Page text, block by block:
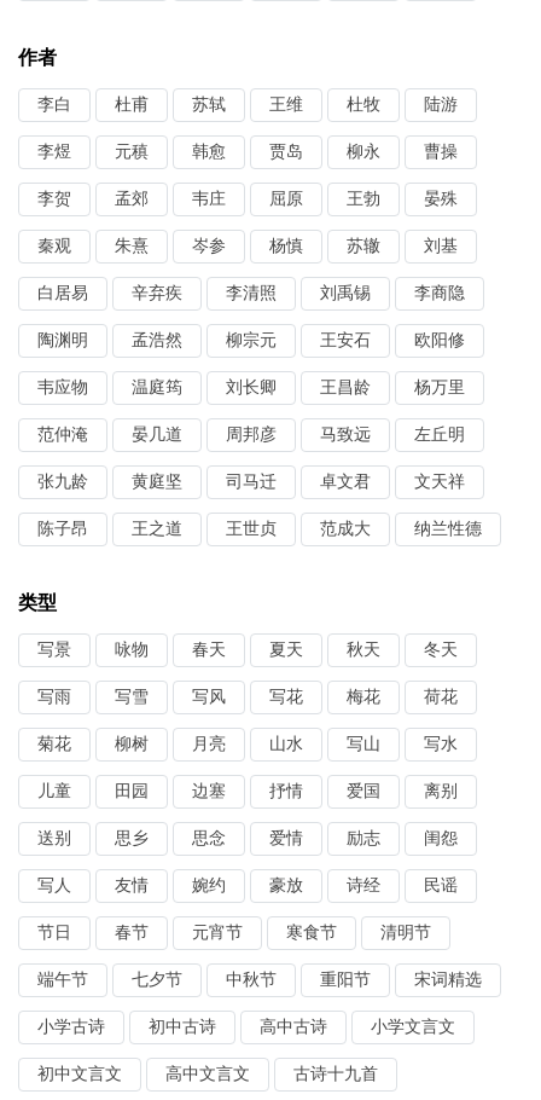
作者
李白 杜甫 苏轼 王维 杜牧 陆游
李煜 元稹 韩愈 贾岛 柳永 曹操
李贺 孟郊 韦庄 屈原 王勃 晏殊
秦观 朱熹 岑参 杨慎 苏辙 刘基
白居易 辛弃疾 李清照 刘禹锡 李商隐
陶渊明 孟浩然 柳宗元 王安石 欧阳修
韦应物 温庭筠 刘长卿 王昌龄 杨万里
范仲淹 晏几道 周邦彦 马致远 左丘明
张九龄 黄庭坚 司马迁 卓文君 文天祥
陈子昂 王之道 王世贞 范成大 纳兰性德
类型
写景 咏物 春天 夏天 秋天 冬天
写雨 写雪 写风 写花 梅花 荷花
菊花 柳树 月亮 山水 写山 写水
儿童 田园 边塞 抒情 爱国 离别
送别 思乡 思念 爱情 励志 闺怨
写人 友情 婉约 豪放 诗经 民谣
节日 春节 元宵节 寒食节 清明节
端午节 七夕节 中秋节 重阳节 宋词精选
小学古诗 初中古诗 高中古诗 小学文言文
初中文言文 高中文言文 古诗十九首